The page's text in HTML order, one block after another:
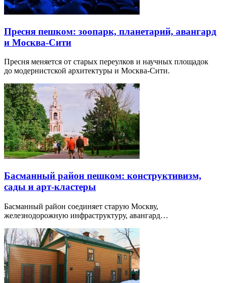
Пресня пешком: зоопарк, планетарий, авангард
и Москва-Сити
Пресня меняется от старых переулков и научных площадок
до модернистской архитектуры и Москва-Сити.
Басманный район пешком: конструктивизм,
сады и арт-кластеры
Басманный район соединяет старую Москву,
железнодорожную инфраструктуру, авангард…